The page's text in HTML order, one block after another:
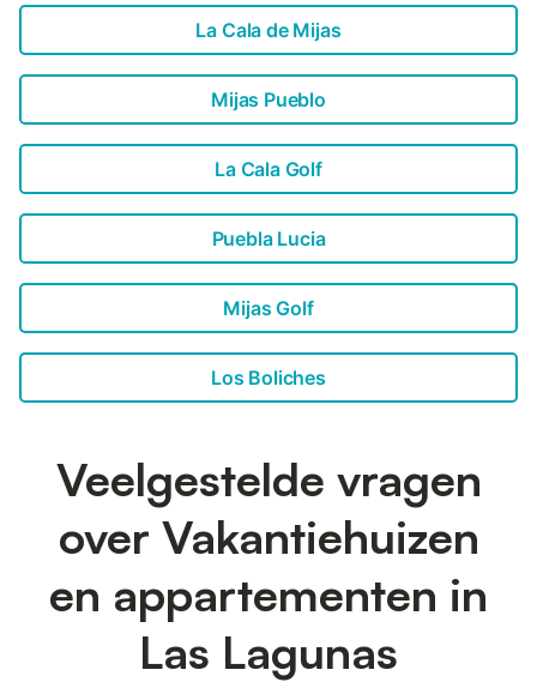
La Cala de Mijas
Mijas Pueblo
La Cala Golf
Puebla Lucia
Mijas Golf
Los Boliches
Veelgestelde vragen
over Vakantiehuizen
en appartementen in
Las Lagunas